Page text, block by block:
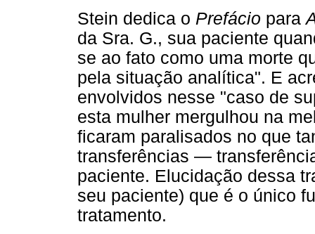
Stein dedica o Prefácio para
da Sra. G., sua paciente
se ao fato como uma morte
pela situação analítica". E
envolvidos nesse "caso de
esta mulher mergulhou na
ficaram paralisados no que
transferências —
paciente. Elucidação dessa
seu paciente) que é o único
tratamento.